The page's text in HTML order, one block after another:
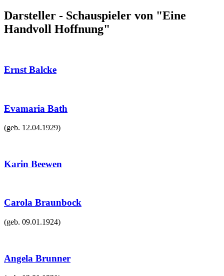
Darsteller - Schauspieler von "Eine
Handvoll Hoffnung"
Ernst Balcke
Evamaria Bath
(geb. 12.04.1929)
Karin Beewen
Carola Braunbock
(geb. 09.01.1924)
Angela Brunner